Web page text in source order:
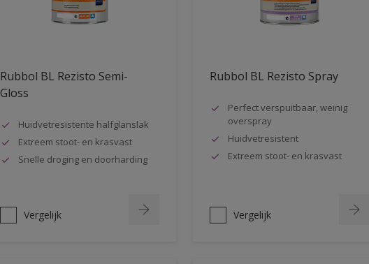
Rubbol BL Rezisto Semi-
Gloss
Huidvetresistente halfglanslak
Extreem stoot- en krasvast
Snelle droging en doorharding
Vergelijk
Rubbol BL Rezisto Spray
Perfect verspuitbaar, weinig
overspray
Huidvetresistent
Extreem stoot- en krasvast
Vergelijk